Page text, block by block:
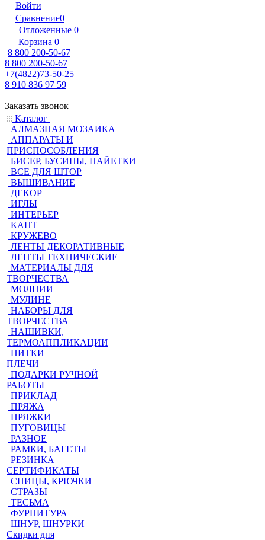
Войти
Сравнение0
Отложенные 0
Корзина 0
8 800 200-50-67
8 800 200-50-67
+7(4822)73-50-25
8 910 836 97 59
Заказать звонок
Каталог
АЛМАЗНАЯ МОЗАИКА
АППАРАТЫ И
ПРИСПОСОБЛЕНИЯ
БИСЕР, БУСИНЫ, ПАЙЕТКИ
ВСЕ ДЛЯ ШТОР
ВЫШИВАНИЕ
ДЕКОР
ИГЛЫ
ИНТЕРЬЕР
КАНТ
КРУЖЕВО
ЛЕНТЫ ДЕКОРАТИВНЫЕ
ЛЕНТЫ ТЕХНИЧЕСКИЕ
МАТЕРИАЛЫ ДЛЯ
ТВОРЧЕСТВА
МОЛНИИ
МУЛИНЕ
НАБОРЫ ДЛЯ
ТВОРЧЕСТВА
НАШИВКИ,
ТЕРМОАППЛИКАЦИИ
НИТКИ
ПЛЕЧИ
ПОДАРКИ РУЧНОЙ
РАБОТЫ
ПРИКЛАД
ПРЯЖА
ПРЯЖКИ
ПУГОВИЦЫ
РАЗНОЕ
РАМКИ, БАГЕТЫ
РЕЗИНКА
СЕРТИФИКАТЫ
СПИЦЫ, КРЮЧКИ
СТРАЗЫ
ТЕСЬМА
ФУРНИТУРА
ШНУР, ШНУРКИ
Скидки дня